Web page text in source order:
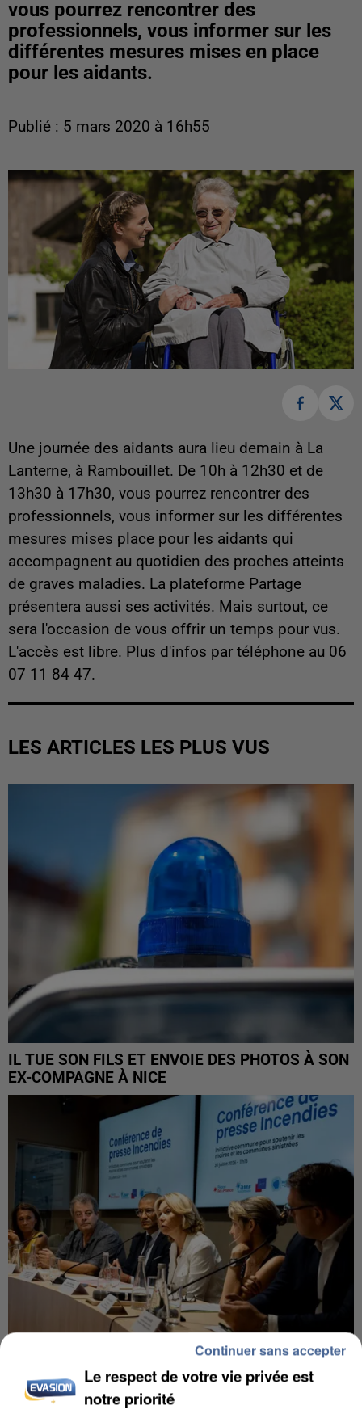
vous pourrez rencontrer des
professionnels, vous informer sur les
différentes mesures mises en place
pour les aidants.
Publié : 5 mars 2020 à 16h55
Une journée des aidants aura lieu demain à La
Lanterne, à Rambouillet. De 10h à 12h30 et de
13h30 à 17h30, vous pourrez rencontrer des
professionnels, vous informer sur les différentes
mesures mises place pour les aidants qui
accompagnent au quotidien des proches atteints
de graves maladies. La plateforme Partage
présentera aussi ses activités. Mais surtout, ce
sera l'occasion de vous offrir un temps pour vus.
L'accès est libre. Plus d'infos par téléphone au 06
07 11 84 47.
LES ARTICLES LES PLUS VUS
IL TUE SON FILS ET ENVOIE DES PHOTOS À SON
EX-COMPAGNE À NICE
INCENDIES : L’ÎLE-DE-FRANCE LANCE UN ÉLAN
DE SOLIDARITÉ AVEC LES...
Le respect de votre vie privée est
notre priorité
Continuer sans accepter